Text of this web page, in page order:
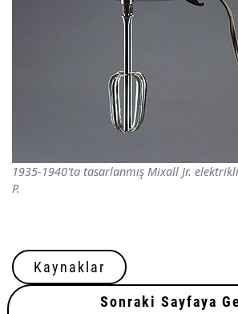
1935-1940'ta tasarlanmış Mixall Jr. elektrikli
P.
Kaynaklar
Sonraki Sayfaya